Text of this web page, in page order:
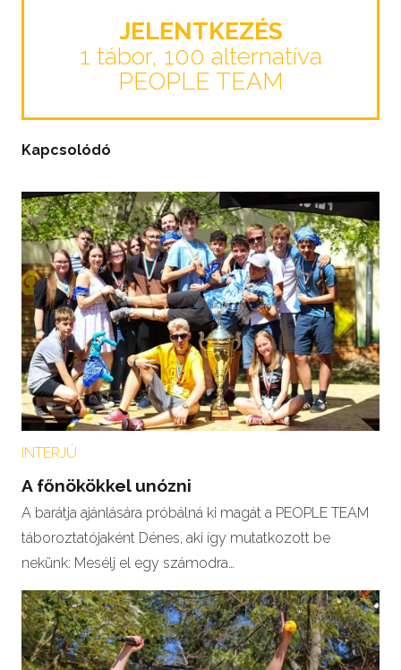
JELENTKEZÉS
1 tábor, 100 alternatíva
PEOPLE TEAM
Kapcsolódó
INTERJÚ
A főnökökkel unózni
A barátja ajánlására próbálná ki magát a PEOPLE TEAM
táboroztatójaként Dénes, aki így mutatkozott be
nekünk: Mesélj el egy számodra…